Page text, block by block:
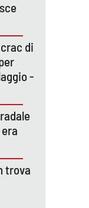
di
-
trova